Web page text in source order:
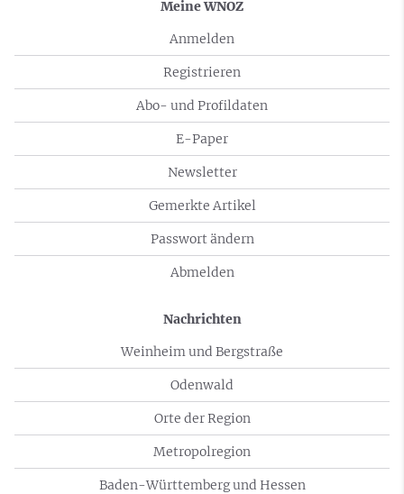
Meine WNOZ
Anmelden
Registrieren
Abo- und Profildaten
E-Paper
Newsletter
Gemerkte Artikel
Passwort ändern
Abmelden
Nachrichten
Weinheim und Bergstraße
Odenwald
Orte der Region
Metropolregion
Baden-Württemberg und Hessen